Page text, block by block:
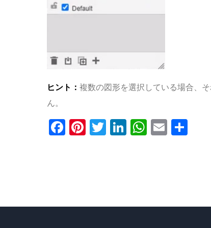
ヒント： 複数の図形を選択している場合、
ん。
Facebook
Pinterest
Twitter
LinkedIn
Email